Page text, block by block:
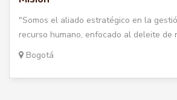
"Somos el aliado estratégico en la
recurso humano, enfocado al deleite de
Bogotá